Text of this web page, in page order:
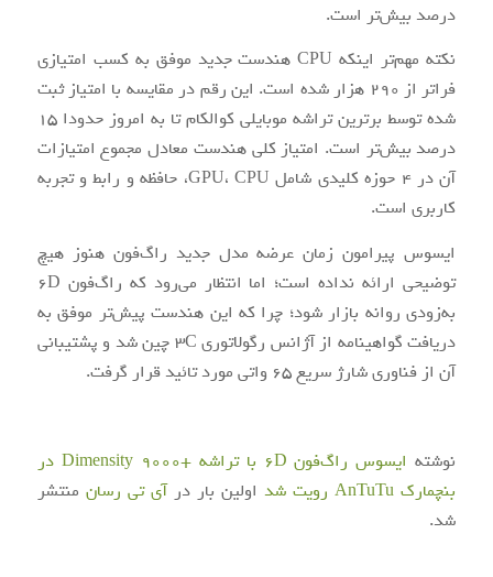
درصد بیش‌تر است.
نکته مهم‌تر اینکه CPU هندست جدید موفق به کسب امتیازی
فراتر از 290 هزار شده است. این رقم در مقایسه با امتیاز ثبت
شده توسط برترین تراشه موبایلی کوالکام تا به امروز حدودا 15
درصد بیش‌تر است. امتیاز کلی هندست معادل مجموع امتیازات
آن در 4 حوزه کلیدی شامل GPU، CPU، حافظه و رابط و تجربه
کاربری است.
ایسوس پیرامون زمان عرضه مدل جدید راگ‌فون هنوز هیچ
توضیحی ارائه نداده است؛ اما انتظار می‌رود که راگ‌فون 6D
به‌زودی روانه بازار شود؛ چرا که این هندست پیش‌تر موفق به
دریافت گواهینامه از آژانس رگولاتوری 3C چین شد و پشتیبانی
آن از فناوری شارژ سریع 65 واتی مورد تائید قرار گرفت.
نوشته
ایسوس راگ‌فون 6D با تراشه +Dimensity 9000 در
بنچمارک AnTuTu رویت شد
اولین بار درآی‌ تی‌ رسان منتشر
شد.